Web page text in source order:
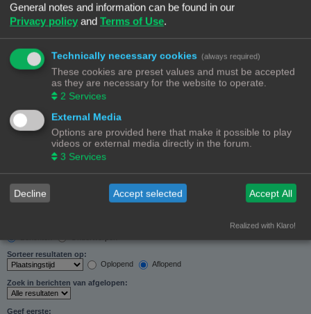
Zoeken in forums:
Selecteer het forum of de forums die je wil doorzoeken. Subforums worden automatisch
doorzocht als je “Doorzoek subforums“ hieronder niet uitschakelt.
Doorzoek subforums:
Nee
Alleen berichtonderwerpen en tekst
Alleen tekst
Alleen onderwerptitels
Alleen eerste bericht van onderwerp
Sorteer resultaten op:
Oplopend
Aflopend
Zoek in berichten van afgelopen:
Geef eerste:
General notes and information can be found in our
Privacy policy and Terms of Use.
Technically necessary cookies (always required)
These cookies are preset values and must be accepted
as they are necessary for the website to operate.
2 Services
External Media
Options are provided here that make it possible to play
videos or external media directly in the forum.
3 Services
Decline Accept selected Accept All
Realized with Klaro!